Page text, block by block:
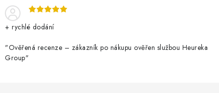
+ rychlé dodání
"Ověřená recenze – zákazník po nákupu ověřen službou Heureka
Group"